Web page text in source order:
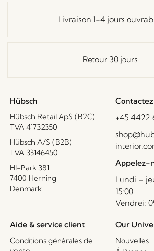
Livraison 1-4 jours
Retour 30 jours
Hübsch
Hübsch Retail ApS (B2C)
TVA 41732350
Hübsch A/S (B2B)
TVA 33146450
HI-Park 381
7400 Herning
Denmark
+45 4422
Appelez-
Lundi –
15:00
Vendrei:
Aide & service client
Conditions générales de
Our
Nouvelles